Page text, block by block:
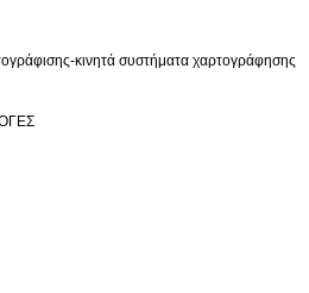
κινητά συστήματα χαρτογράφησης